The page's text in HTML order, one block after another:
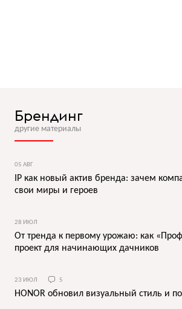
Брендинг
другие материалы
05 АВГ
IP как новый актив бренда: зачем
свои миры и героев
28 ИЮЛ
От тренда к первому урожаю: как
проект для начинающих дачников
23 ИЮЛ 5
HONOR обновил визуальный стиль и